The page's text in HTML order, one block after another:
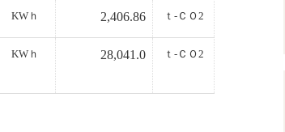
KWｈ 2,406.86 ｔ-ＣＯ2
KWｈ 28,041.0 ｔ-ＣＯ2